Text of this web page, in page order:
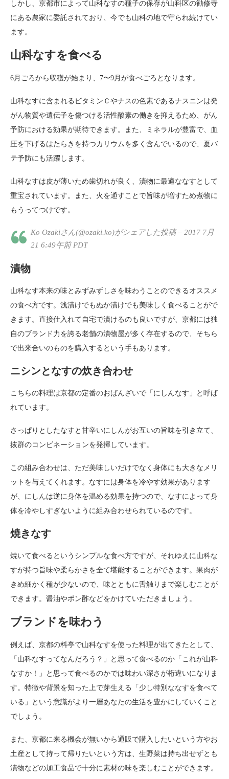
しかし、京都市によって山科なすの種子の保存が山科区の勧修寺
にある農家に委託されており、今でも山科の地で守られ続けてい
ます。
山科なすを食べる
6月ごろから収穫が始まり、7〜9月が食べごろとなります。
山科なすに含まれるビタミンＣやナスの色素であるナスニンは発
がん物質や遺伝子を傷つける活性酸素の働きを抑えるため、がん
予防における効果が期待できます。また、ミネラルが豊富で、血
圧を下げるはたらきを持つカリウムを多く含んでいるので、夏バ
テ予防にも活躍します。
山科なすは皮が薄いため歯切れが良く、漬物に最適ななすとして
重宝されています。また、火を通すことで旨味が増すため煮物に
もうってつけです。
Ko Ozakiさん(@ozaki.ko)がシェアした投稿 – 2017 7月
21 6:49午前 PDT
漬物
山科なす本来の味とみずみずしさを味わうことのできるオススメ
の食べ方です。浅漬けでもぬか漬けでも美味しく食べることがで
きます。直接仕入れて自宅で漬けるのも良いですが、京都には独
自のブランド力を誇る老舗の漬物屋が多く存在するので、そちら
で出来合いのものを購入するという手もあります。
ニシンとなすの炊き合わせ
こちらの料理は京都の定番のおばんざいで「にしんなす」と呼ば
れています。
さっぱりとしたなすと甘辛いにしんがお互いの旨味を引き立て、
抜群のコンビネーションを発揮しています。
この組み合わせは、ただ美味しいだけでなく身体にも大きなメリ
ットを与えてくれます。なすには身体を冷やす効果があります
が、にしんは逆に身体を温める効果を持つので、なすによって身
体を冷やしすぎないように組み合わせられているのです。
焼きなす
焼いて食べるというシンプルな食べ方ですが、それゆえに山科な
すが持つ旨味や柔らかさを全て堪能することができます。果肉が
きめ細かく種が少ないので、味とともに舌触りまで楽しむことが
できます。醤油やポン酢などをかけていただきましょう。
ブランドを味わう
例えば、京都の料亭で山科なすを使った料理が出てきたとして、
「山科なすってなんだろう？」と思って食べるのか「これが山科
なすか！」と思って食べるのかでは味わい深さが桁違いになりま
す。特徴や背景を知った上で芽生える「少し特別ななすを食べて
いる」という意識がより一層あなたの生活を豊かにしていくこと
でしょう。
また、京都に来る機会が無いから通販で購入したいという方やお
土産として持って帰りたいという方は、生野菜は持ち出せずとも
漬物などの加工食品で十分に素材の味を楽しむことができます。